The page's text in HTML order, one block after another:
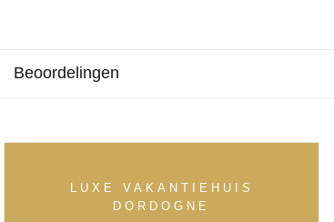
Beoordelingen
LUXE VAKANTIEHUIS
DORDOGNE